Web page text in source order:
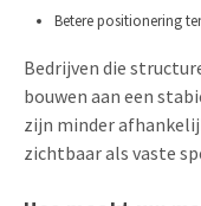
Betere positionering
Bedrijven die
bouwen aan een
zijn minder
zichtbaar als vaste